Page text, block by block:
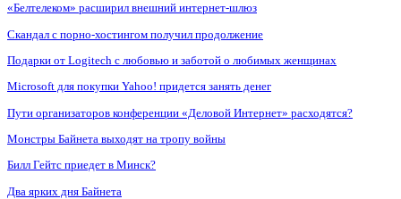
«Белтелеком» расширил внешний интернет-шлюз
Скандал с порно-хостингом получил продолжение
Подарки от Logitech с любовью и заботой о любимых женщинах
Microsoft для покупки Yahoo! придется занять денег
Пути организаторов конференции «Деловой Интернет» расходятся?
Монстры Байнета выходят на тропу войны
Билл Гейтс приедет в Минск?
Два ярких дня Байнета